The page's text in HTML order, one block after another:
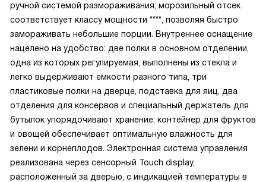
ручной системой размораживания; морозильный отсек
соответствует классу мощности ****, позволяя быстро
замораживать небольшие порции. Внутреннее оснащение
нацелено на удобство: две полки в основном отделении,
одна из которых регулируемая, выполнены из стекла и
легко выдерживают емкости разного типа, три
пластиковые полки на дверце, подставка для яиц, два
отделения для консервов и специальный держатель для
бутылок упорядочивают хранение; контейнер для фруктов
и овощей обеспечивает оптимальную влажность для
зелени и корнеплодов. Электронная система управления
реализована через сенсорный Touch display,
расположенный за дверью, с индикацией температуры в